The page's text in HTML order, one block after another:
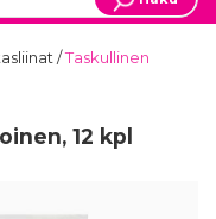
/Taskullinen
12 kpl